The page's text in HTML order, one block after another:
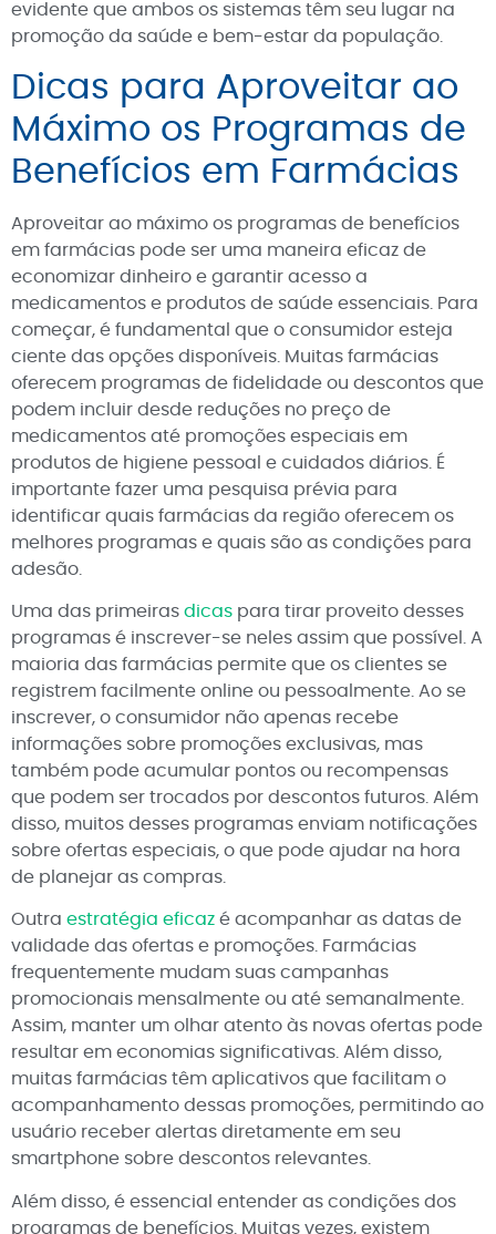
evidente que ambos os sistemas têm seu lugar na
promoção da saúde e bem-estar da população.
Dicas para Aproveitar ao
Máximo os Programas de
Benefícios em Farmácias
Aproveitar ao máximo os programas de benefícios
em farmácias pode ser uma maneira eficaz de
economizar dinheiro e garantir acesso a
medicamentos e produtos de saúde essenciais. Para
começar, é fundamental que o consumidor esteja
ciente das opções disponíveis. Muitas farmácias
oferecem programas de fidelidade ou descontos que
podem incluir desde reduções no preço de
medicamentos até promoções especiais em
produtos de higiene pessoal e cuidados diários. É
importante fazer uma pesquisa prévia para
identificar quais farmácias da região oferecem os
melhores programas e quais são as condições para
adesão.
Uma das primeiras dicas para tirar proveito desses
programas é inscrever-se neles assim que possível. A
maioria das farmácias permite que os clientes se
registrem facilmente online ou pessoalmente. Ao se
inscrever, o consumidor não apenas recebe
informações sobre promoções exclusivas, mas
também pode acumular pontos ou recompensas
que podem ser trocados por descontos futuros. Além
disso, muitos desses programas enviam notificações
sobre ofertas especiais, o que pode ajudar na hora
de planejar as compras.
Outra estratégia eficaz é acompanhar as datas de
validade das ofertas e promoções. Farmácias
frequentemente mudam suas campanhas
promocionais mensalmente ou até semanalmente.
Assim, manter um olhar atento às novas ofertas pode
resultar em economias significativas. Além disso,
muitas farmácias têm aplicativos que facilitam o
acompanhamento dessas promoções, permitindo ao
usuário receber alertas diretamente em seu
smartphone sobre descontos relevantes.
Além disso, é essencial entender as condições dos
programas de benefícios. Muitas vezes, existem